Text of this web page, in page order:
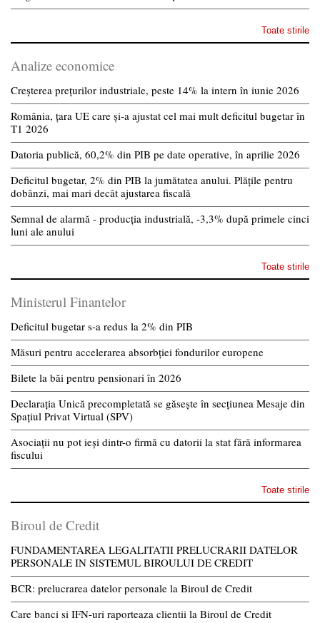
Toate stirile
Analize economice
Creșterea prețurilor industriale, peste 14% la intern în iunie 2026
România, țara UE care și-a ajustat cel mai mult deficitul bugetar în
T1 2026
Datoria publică, 60,2% din PIB pe date operative, în aprilie 2026
Deficitul bugetar, 2% din PIB la jumătatea anului. Plățile pentru
dobânzi, mai mari decât ajustarea fiscală
Semnal de alarmă - producția industrială, -3,3% după primele cinci
luni ale anului
Toate stirile
Ministerul Finantelor
Deficitul bugetar s-a redus la 2% din PIB
Măsuri pentru accelerarea absorbției fondurilor europene
Bilete la băi pentru pensionari în 2026
Declarația Unică precompletată se găsește în secțiunea Mesaje din
Spațiul Privat Virtual (SPV)
Asociații nu pot ieși dintr-o firmă cu datorii la stat fără informarea
fiscului
Toate stirile
Biroul de Credit
FUNDAMENTAREA LEGALITATII PRELUCRARII DATELOR
PERSONALE IN SISTEMUL BIROULUI DE CREDIT
BCR: prelucrarea datelor personale la Biroul de Credit
Care banci si IFN-uri raporteaza clientii la Biroul de Credit